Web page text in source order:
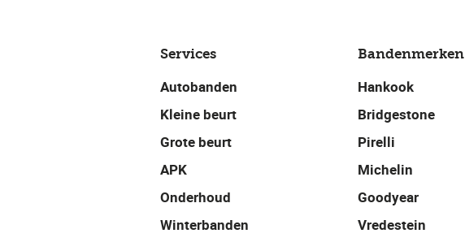
Services
Autobanden
Kleine beurt
Grote beurt
APK
Onderhoud
Winterbanden
Bandenmerken
Hankook
Bridgestone
Pirelli
Michelin
Goodyear
Vredestein